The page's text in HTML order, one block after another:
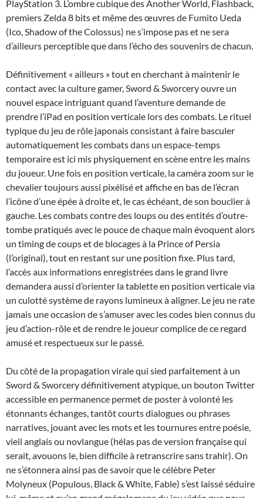
PlayStation 3. L’ombre cubique des Another World, Flashback,
premiers Zelda 8 bits et même des œuvres de Fumito Ueda
(Ico, Shadow of the Colossus) ne s’impose pas et ne sera
d’ailleurs perceptible que dans l’écho des souvenirs de chacun.
Définitivement « ailleurs » tout en cherchant à maintenir le
contact avec la culture gamer, Sword & Sworcery ouvre un
nouvel espace intriguant quand l’aventure demande de
prendre l’iPad en position verticale lors des combats. Le rituel
typique du jeu de rôle japonais consistant à faire basculer
automatiquement les combats dans un espace-temps
temporaire est ici mis physiquement en scène entre les mains
du joueur. Une fois en position verticale, la caméra zoom sur le
chevalier toujours aussi pixélisé et affiche en bas de l’écran
l’icône d’une épée à droite et, le cas échéant, de son bouclier à
gauche. Les combats contre des loups ou des entités d’outre-
tombe pratiqués avec le pouce de chaque main évoquent alors
un timing de coups et de blocages à la Prince of Persia
(l’original), tout en restant sur une position fixe. Plus tard,
l’accès aux informations enregistrées dans le grand livre
demandera aussi d’orienter la tablette en position verticale via
un culotté système de rayons lumineux à aligner. Le jeu ne rate
jamais une occasion de s’amuser avec les codes bien connus du
jeu d’action-rôle et de rendre le joueur complice de ce regard
amusé et respectueux sur le passé.
Du côté de la propagation virale qui sied parfaitement à un
Sword & Sworcery définitivement atypique, un bouton Twitter
accessible en permanence permet de poster à volonté les
étonnants échanges, tantôt courts dialogues ou phrases
narratives, jouant avec les mots et les tournures entre poésie,
vieil anglais ou novlangue (hélas pas de version française qui
serait, avouons le, bien difficile à retranscrire sans trahir). On
ne s’étonnera ainsi pas de savoir que le célèbre Peter
Molyneux (Populous, Black & White, Fable) s’est laissé séduire